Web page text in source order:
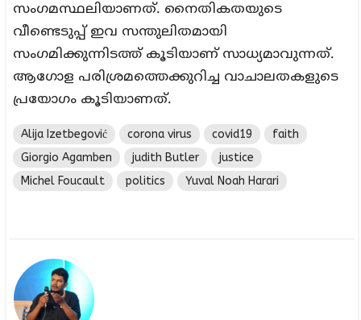
സംഗമസ്ഥലിയാണത്. നൈതികതയുടെ
വീണ്ടെടുപ്പ് ഇവ സന്തുലിതമായി
സംഗമിക്കുന്നിടത്ത് കൂടിയാണ് സാധ്യമാവുന്നത്.
ആഗോള പരിശ്രമത്തെക്കുറിച്ച വാചാലതകളുടെ
പ്രയോഗം കൂടിയാണത്.
Alija Izetbegović corona virus covid19
faith
Giorgio Agamben
judith Butler
justice
Michel Foucault
politics Yuval Noah Harari